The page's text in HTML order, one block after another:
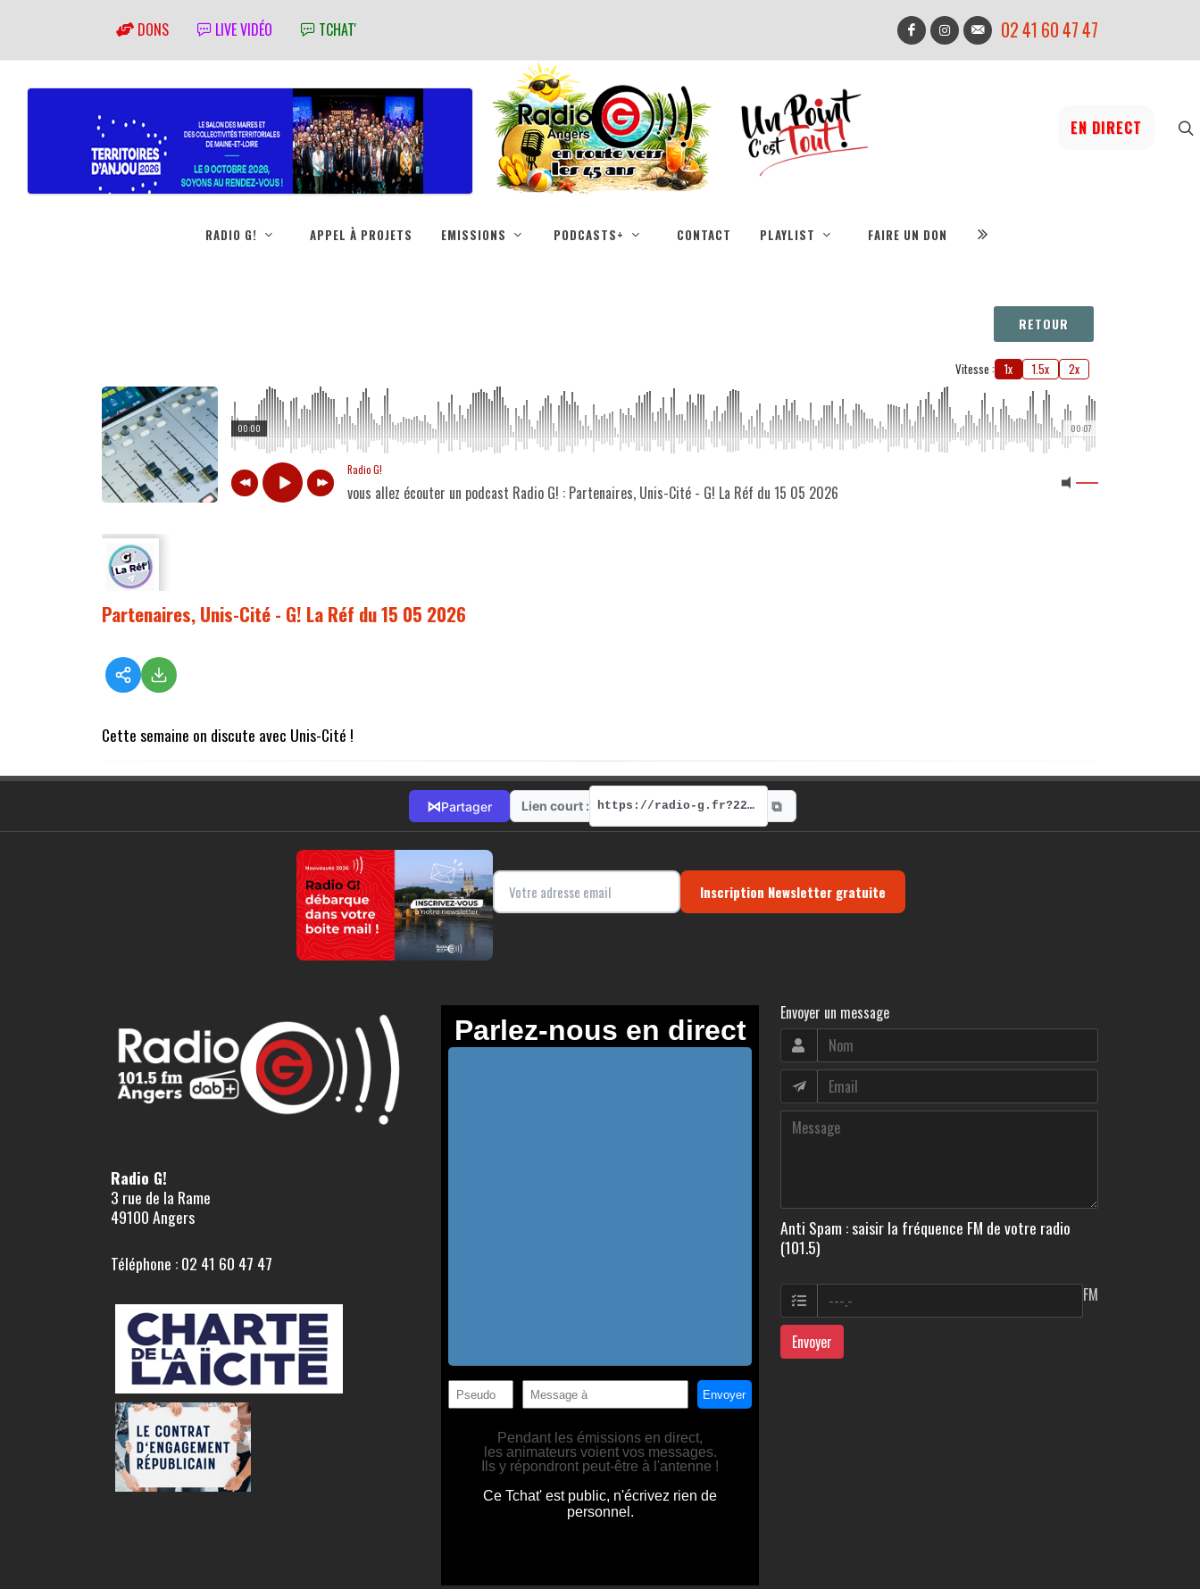
DONS LIVE VIDÉO TCHAT' 02 41 60 47 47
EN DIRECT
RADIO G! APPEL À PROJETS EMISSIONS PODCASTS+ CONTACT PLAYLIST FAIRE UN DON
RETOUR
Vitesse : 1x 1.5x 2x
00:07
00:00
Radio G!
vous allez écouter un podcast Radio G! : Partenaires, Unis-Cité - G! La Réf du 15 05 2026
Partenaires, Unis-Cité - G! La Réf du 15 05 2026
Cette semaine on discute avec Unis-Cité !
⋈Partager Lien court : https://radio-g.fr?22284 ⧉
Inscription Newsletter gratuite
Radio G!
3 rue de la Rame
49100 Angers
Téléphone : 02 41 60 47 47
Envoyer un message
Anti Spam : saisir la fréquence FM de votre radio
(101.5)
FM
Envoyer